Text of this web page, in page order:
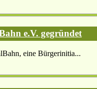
e.V. gegründet
eine Bürgerinitia...